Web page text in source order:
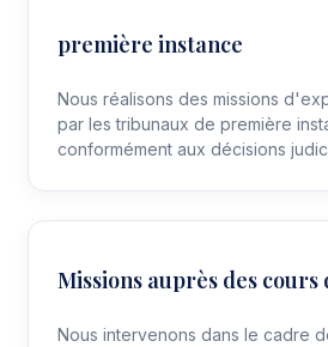
première instance
Nous réalisons des missions
par les tribunaux de première
conformément aux décisions
Missions auprès des cours
Nous intervenons dans le cadre